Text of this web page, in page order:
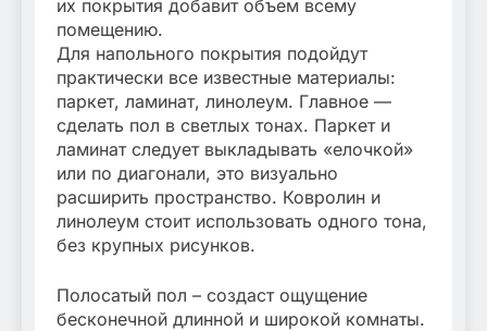
их покрытия добавит объем всему
помещению.
Для напольного покрытия подойдут
практически все известные материалы:
паркет, ламинат, линолеум. Главное —
сделать пол в светлых тонах. Паркет и
ламинат следует выкладывать «елочкой»
или по диагонали, это визуально
расширить пространство. Ковролин и
линолеум стоит использовать одного тона,
без крупных рисунков.
Полосатый пол – создаст ощущение
бесконечной длинной и широкой комнаты.